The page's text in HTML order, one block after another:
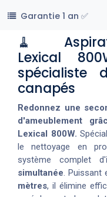
Garantie 1 an ✅
🧹
Lexical
spécialiste
canapés
Redonnez une
d'ameublement
Lexical 800W.
le nettoyage en
système complet d'
simultanée. Puissant
mètres, il élimine